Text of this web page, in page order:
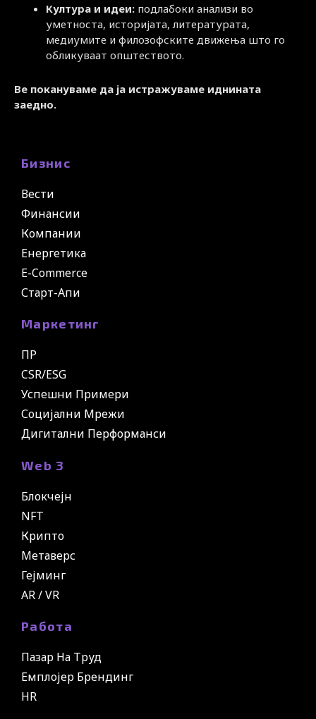
Култура и идеи: подлабоки анализи во
уметноста, историјата, литературата,
медиумите и филозофските движења што го
обликуваат општеството.
Ве покануваме да ја истражуваме иднината
заедно.
Бизнис
Вести
Финансии
Компании
Енергетика
E-Commerce
Старт-Апи
Маркетинг
ПР
CSR/ESG
Успешни Примери
Социјални Мрежи
Дигитални Перформанси
Web 3
Блокчејн
NFT
Крипто
Метаверс
Гејминг
AR / VR
Работа
Пазар На Труд
Емплојер Брендинг
HR